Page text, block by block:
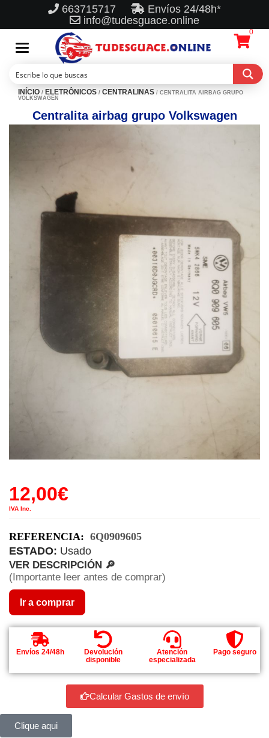
663715717
Envíos 24/48h*
info@tudesguace.online
Toggle
navigation
0
INÍCIO / ELETRÔNICOS / CENTRALINAS / CENTRALITA AIRBAG GRUPO
VOLKSWAGEN
Centralita airbag grupo Volkswagen
12,00€
IVA Inc.
REFERENCIA: 6Q0909605
ESTADO: Usado
VER DESCRIPCIÓN 🔎
(Importante leer antes de comprar)
Ir a comprar
Envíos 24/48h
Devolución
disponible
Atención
especializada
Pago seguro
Calcular Gastos de envío
Clique aqui